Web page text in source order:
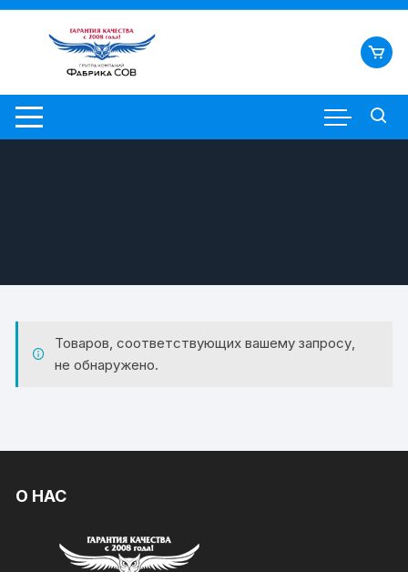
Перейти
содержимому
Товаров, соответствующих вашему запросу,
не обнаружено.
О НАС